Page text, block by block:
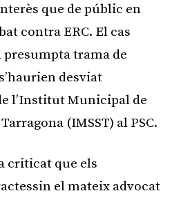
que de públic en
contra ERC. El cas
trama de
desviat
l’Institut Municipal de
(IMSST) al PSC.
criticat que els
el mateix advocat